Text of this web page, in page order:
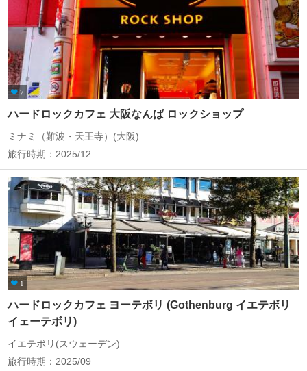
7
ハードロックカフェ 大阪なんば ロックショップ
ミナミ（難波・天王寺）(大阪)
旅行時期：2025/12
1
ハードロックカフェ ヨーテボリ (Gothenburg イエテボリ
イェーテボリ)
イエテボリ(スウェーデン)
旅行時期：2025/09